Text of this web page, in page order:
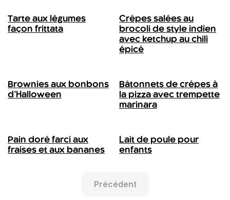
Tarte aux légumes
façon frittata
Crêpes salées au
brocoli de style indien
avec ketchup au chili
épicé
Brownies aux bonbons
d’Halloween
Bâtonnets de crêpes à
la pizza avec trempette
marinara
Pain doré farci aux
fraises et aux bananes
Lait de poule pour
enfants
Précédent